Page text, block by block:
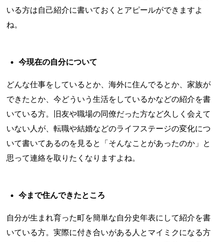
いる方は自己紹介に書いておくとアピールができますよ
ね。
今現在の自分について
どんな仕事をしているとか、海外に住んでるとか、家族が
できたとか、今どういう生活をしているかなどの紹介を書
いている方。旧友や職場の同僚だった方など久しく会えて
いない人が、転職や結婚などのライフステージの変化につ
いて書いてあるのを見ると「そんなことがあったのか」と
思って連絡を取りたくなりますよね。
今まで住んできたところ
自分が生まれ育った町を簡単な自分史年表にして紹介を書
いている方。実際に付き合いがある人とマイミクになる方